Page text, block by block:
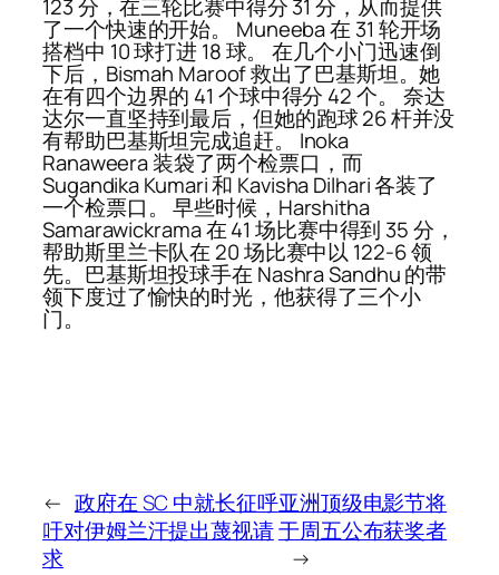
123 分，在三轮比赛中得分 31 分，从而提供
了一个快速的开始。 Muneeba 在 31 轮开场
搭档中 10 球打进 18 球。 在几个小门迅速倒
下后，Bismah Maroof 救出了巴基斯坦。她
在有四个边界的 41 个球中得分 42 个。 奈达
达尔一直坚持到最后，但她的跑球 26 杆并没
有帮助巴基斯坦完成追赶。 Inoka
Ranaweera 装袋了两个检票口，而
Sugandika Kumari 和 Kavisha Dilhari 各装了
一个检票口。 早些时候，Harshitha
Samarawickrama 在 41 场比赛中得到 35 分，
帮助斯里兰卡队在 20 场比赛中以 122-6 领
先。巴基斯坦投球手在 Nashra Sandhu 的带
领下度过了愉快的时光，他获得了三个小
门。
← 政府在 SC 中就长征呼
吁对伊姆兰汗提出蔑视请
求
亚洲顶级电影节将
于周五公布获奖者
→